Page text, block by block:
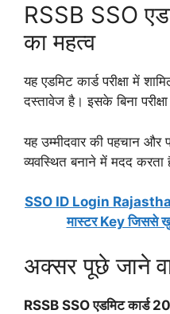
RSSB SSO
का महत्व
यह एडमिट कार्ड परीक्षा में
दस्तावेज है। इसके बिना
यह उम्मीदवार की पहचान और
व्यवस्थित बनाने में मदद करता
SSO ID Login
मास्टर Key जिससे
अक्सर पूछे जाने
RSSB SSO एडमिट कार्ड